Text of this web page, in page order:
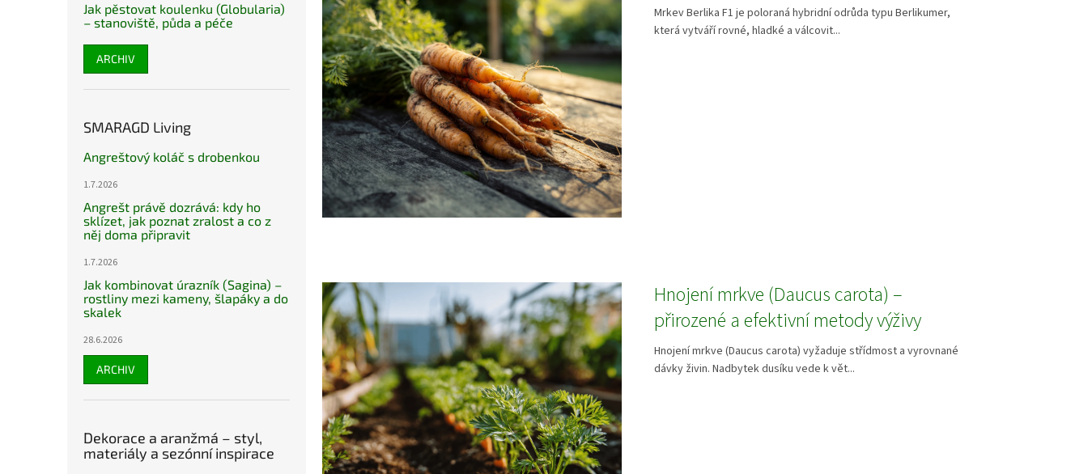
Jak pěstovat koulenku (Globularia)
– stanoviště, půda a péče
ARCHIV
SMARAGD Living
Angreštový koláč s drobenkou
1.7.2026
Angrešt právě dozrává: kdy ho
sklízet, jak poznat zralost a co z
něj doma připravit
1.7.2026
Jak kombinovat úrazník (Sagina) –
rostliny mezi kameny, šlapáky a do
skalek
28.6.2026
ARCHIV
Dekorace a aranžmá – styl,
materiály a sezónní inspirace
Mrkev Berlika F1 je poloraná hybridní odrůda typu Berlikumer,
která vytváří rovné, hladké a válcovit...
Hnojení mrkve (Daucus carota) –
přirozené a efektivní metody výživy
Hnojení mrkve (Daucus carota) vyžaduje střídmost a vyrovnané
dávky živin. Nadbytek dusíku vede k vět...